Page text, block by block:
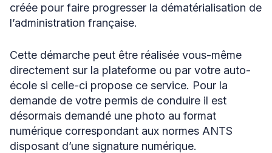
créée pour faire progresser la dématérialisation de
l’administration française.
Cette démarche peut être réalisée vous-même
directement sur la plateforme ou par votre auto-
école si celle-ci propose ce service. Pour la
demande de votre permis de conduire il est
désormais demandé une photo au format
numérique correspondant aux normes ANTS
disposant d’une signature numérique.